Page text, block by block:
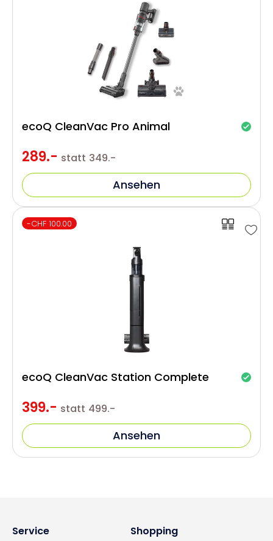
289.- statt 349.-
ecoQ CleanVac Pro Animal
Ansehen
-CHF 100.00
399.- statt 499.-
ecoQ CleanVac Station Complete
Ansehen
Service Shopping